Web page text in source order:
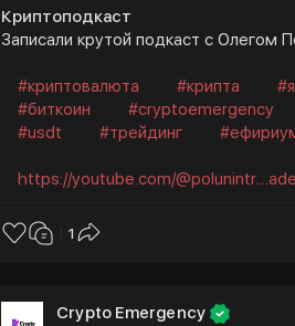
Криптоподкаст
Записали крутой подкаст с Олегом
#криптовалюта #крипта
#биткоин
#cryptoemergency
#usdt
#трейдинг
https://youtube.com/
1
Crypto Emergency